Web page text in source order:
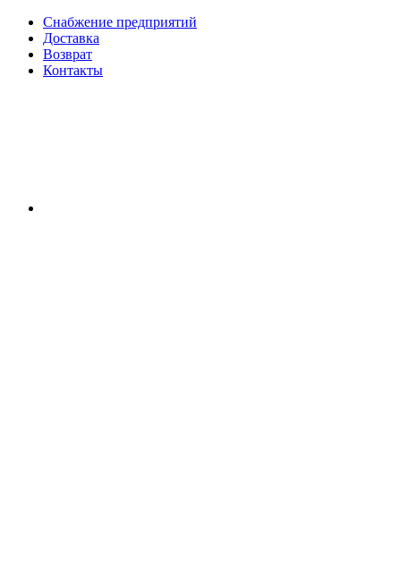
Снабжение предприятий
Доставка
Возврат
Контакты